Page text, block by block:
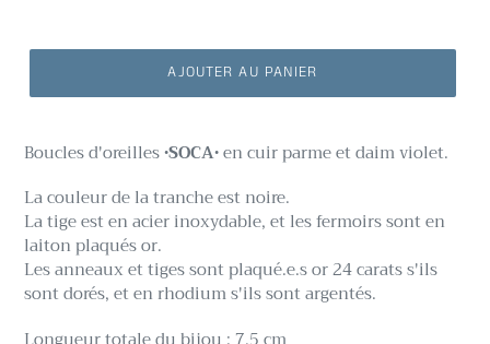
AJOUTER AU PANIER
Boucles d'oreilles•SOCA•en cuir parme et daim violet.
La couleur de la tranche est noire.
La tige est en acier inoxydable, et les fermoirs sont en
laiton plaqués or.
Les anneaux et tigessont plaqué.e.s or 24 carats s'ils
sont dorés, et en rhodium s'ils sont argentés.